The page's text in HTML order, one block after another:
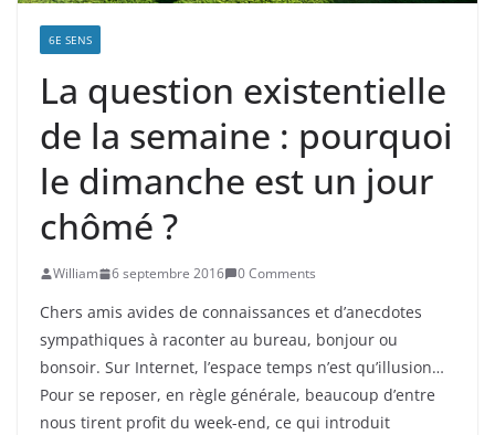
6E SENS
La question existentielle
de la semaine : pourquoi
le dimanche est un jour
chômé ?
William 6 septembre 2016 0 Comments
Chers amis avides de connaissances et d’anecdotes
sympathiques à raconter au bureau, bonjour ou
bonsoir. Sur Internet, l’espace temps n’est qu’illusion…
Pour se reposer, en règle générale, beaucoup d’entre
nous tirent profit du week-end, ce qui introduit